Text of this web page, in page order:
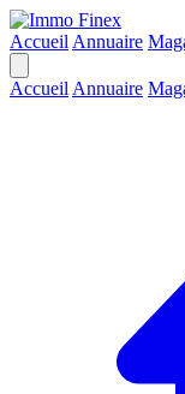
Accueil Annuaire
Accueil Annuaire